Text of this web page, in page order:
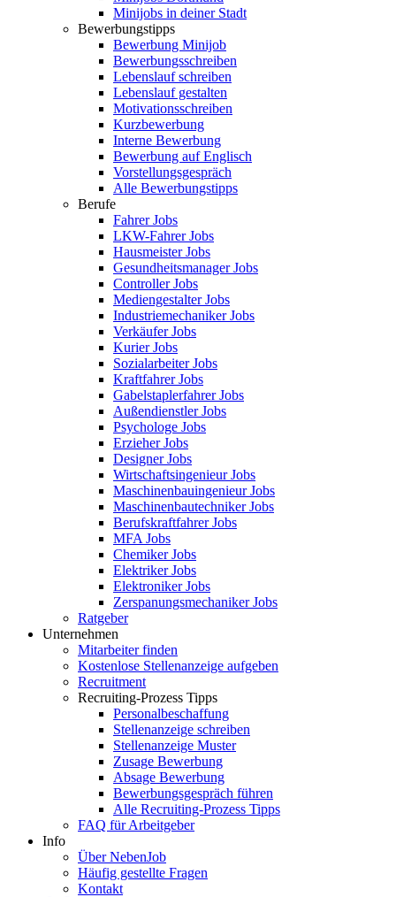
Minijobs in deiner Stadt
Bewerbungstipps
Bewerbung Minijob
Bewerbungsschreiben
Lebenslauf schreiben
Lebenslauf gestalten
Motivationsschreiben
Kurzbewerbung
Interne Bewerbung
Bewerbung auf Englisch
Vorstellungsgespräch
Alle Bewerbungstipps
Berufe
Fahrer Jobs
LKW-Fahrer Jobs
Hausmeister Jobs
Gesundheitsmanager Jobs
Controller Jobs
Mediengestalter Jobs
Industriemechaniker Jobs
Verkäufer Jobs
Kurier Jobs
Sozialarbeiter Jobs
Kraftfahrer Jobs
Gabelstaplerfahrer Jobs
Außendienstler Jobs
Psychologe Jobs
Erzieher Jobs
Designer Jobs
Wirtschaftsingenieur Jobs
Maschinenbauingenieur Jobs
Maschinenbautechniker Jobs
Berufskraftfahrer Jobs
MFA Jobs
Chemiker Jobs
Elektriker Jobs
Elektroniker Jobs
Zerspanungsmechaniker Jobs
Ratgeber
Unternehmen
Mitarbeiter finden
Kostenlose Stellenanzeige aufgeben
Recruitment
Recruiting-Prozess Tipps
Personalbeschaffung
Stellenanzeige schreiben
Stellenanzeige Muster
Zusage Bewerbung
Absage Bewerbung
Bewerbungsgespräch führen
Alle Recruiting-Prozess Tipps
FAQ für Arbeitgeber
Info
Über NebenJob
Häufig gestellte Fragen
Kontakt